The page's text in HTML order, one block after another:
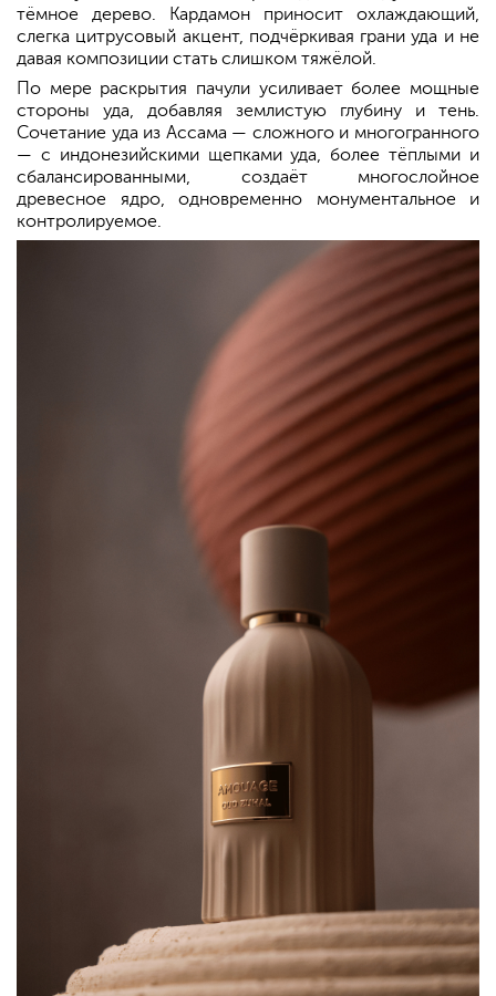
тёмное дерево. Кардамон приносит охлаждающий,
слегка цитрусовый акцент, подчёркивая грани уда и не
давая композиции стать слишком тяжёлой.
По мере раскрытия пачули усиливает более мощные
стороны уда, добавляя землистую глубину и тень.
Сочетание уда из Ассама — сложного и многогранного
— с индонезийскими щепками уда, более тёплыми и
сбалансированными, создаёт многослойное
древесное ядро, одновременно монументальное и
контролируемое.